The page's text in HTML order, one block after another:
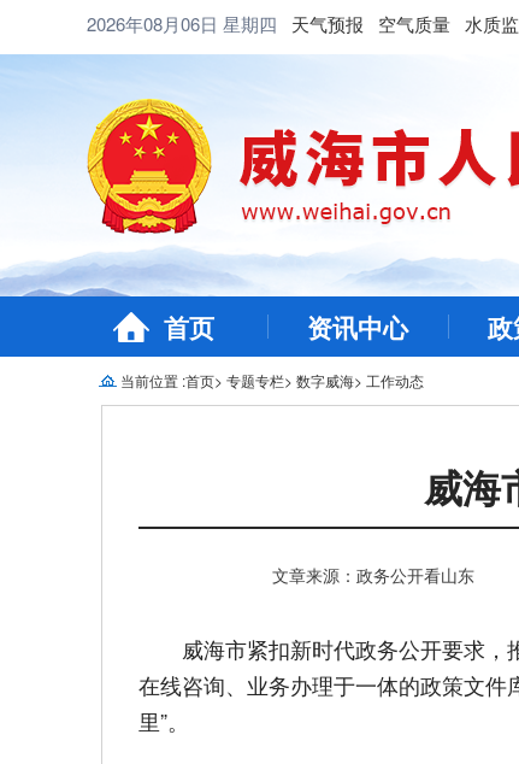
2026年08月06日 星期四 天气预报 空气质量 水质
首页 资讯中心
当前位置 :首页> 专题专栏> 数字威海> 工作动态
威海
文章来源：政务公开看山东
威海市紧扣新时代政务公开要求，
在线咨询、业务办理于一体的政策文
里”。